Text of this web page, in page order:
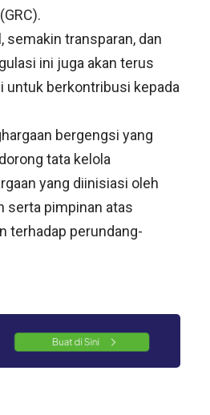
semakin transparan, dan
ini juga akan terus
untuk berkontribusi kepada
bergengsi yang
tata kelola
yang diinisiasi oleh
serta pimpinan atas
terhadap perundang-